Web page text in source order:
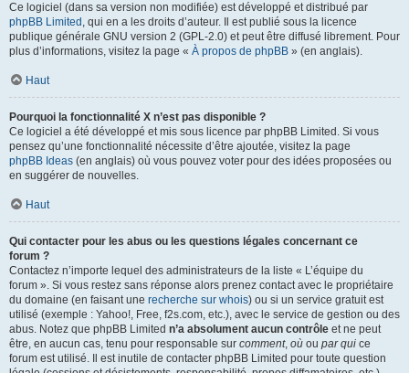
Ce logiciel (dans sa version non modifiée) est développé et distribué par
phpBB Limited , qui en a les droits d’auteur. Il est publié sous la licence
publique générale GNU version 2 (GPL-2.0) et peut être diffusé librement. Pour
plus d’informations, visitez la page « À propos de phpBB » (en anglais).
Haut
Pourquoi la fonctionnalité X n’est pas disponible ?
Ce logiciel a été développé et mis sous licence par phpBB Limited. Si vous
pensez qu’une fonctionnalité nécessite d’être ajoutée, visitez la page
phpBB Ideas (en anglais) où vous pouvez voter pour des idées proposées ou
en suggérer de nouvelles.
Haut
Qui contacter pour les abus ou les questions légales concernant ce
forum ?
Contactez n’importe lequel des administrateurs de la liste « L’équipe du
forum ». Si vous restez sans réponse alors prenez contact avec le propriétaire
du domaine (en faisant une recherche sur whois) ou si un service gratuit est
utilisé (exemple : Yahoo!, Free, f2s.com, etc.), avec le service de gestion ou des
abus. Notez que phpBB Limited n’a absolument aucun contrôle et ne peut
être, en aucun cas, tenu pour responsable sur comment, où ou par qui ce
forum est utilisé. Il est inutile de contacter phpBB Limited pour toute question